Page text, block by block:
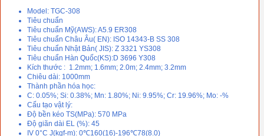
Model: TGC-308
Tiêu chuẩn
Tiêu chuẩn Mỹ(AWS): A5.9 ER308
Tiêu chuẩn Châu Âu( EN): ISO 14343-B SS 308
Tiêu chuẩn Nhật Bản( JIS): Z 3321 YS308
Tiêu chuẩn Hàn Quốc(KS):D 3696 Y308
Kích thước : 1.2mm; 1.6mm; 2.0m; 2.4mm; 3.2mm
Chiêu dài: 1000mm
Thành phần hóa học:
C: 0.05%; Si: 0.38%; Mn: 1.80%; Ni: 9.95%; Cr: 19.96%; Mo: -%
Cấu tạo vật lý:
Độ bền kéo TS(MPa): 570 MPa
Độ giãn dài EL (%): 45
IV 0°C J(kgf-m): 0℃160(16)-196℃78(8.0)